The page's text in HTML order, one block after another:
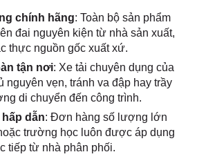
chính hãng: Toàn bộ sản phẩm
đai nguyên kiện từ nhà sản xuất,
thực nguồn gốc xuất xứ.
tận nơi: Xe tải chuyên dụng của
nguyên vẹn, tránh va đập hay trầy
di chuyển đến công trình.
dẫn: Đơn hàng số lượng lớn
trường học luôn được áp dụng
tiếp từ nhà phân phối.